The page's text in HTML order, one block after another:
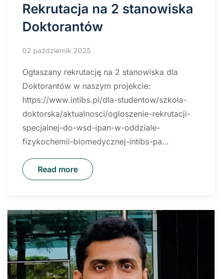
Rekrutacja na 2 stanowiska
Doktorantów
02 październik 2025
Ogłaszany rekrutację na 2 stanowiska dla
Doktorantów w naszym projekcie:
https://www.intibs.pl/dla-studentow/szkola-
doktorska/aktualnosci/ogloszenie-rekrutacji-
specjalnej-do-wsd-ipan-w-oddziale-
fizykochemii-biomedycznej-intibs-pa…
Read more